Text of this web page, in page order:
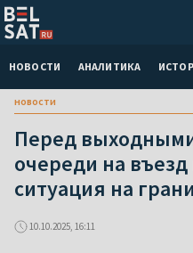
НОВОСТИ АНАЛИТИКА
новости
Перед
очереди на въезд
ситуация на
10.10.2025, 16:11